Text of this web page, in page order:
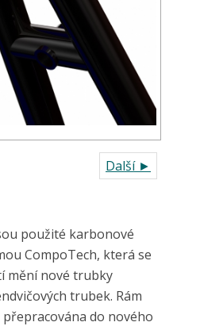
Další ►
použité karbonové
CompoTech, která se
mění nové trubky
trubek. Rám
do nového